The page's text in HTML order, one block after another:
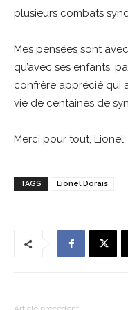
plusieurs combats
Mes pensées sont
qu’avec ses enfants,
confrère apprécié qui
vie de centaines de
Merci pour tout, Lionel.
TAGS Lionel Dorais